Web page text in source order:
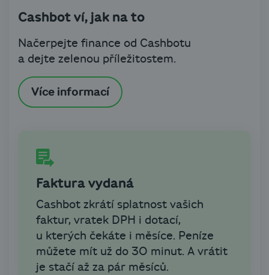
Cashbot ví, jak na to
Načerpejte finance od Cashbotu
a dejte zelenou příležitostem.
Více informací
Faktura vydaná
Cashbot zkrátí splatnost vašich
faktur, vratek DPH i dotací,
u kterých čekáte i měsíce. Peníze
můžete mít už do 30 minut. A vrátit
je stačí až za pár měsíců.